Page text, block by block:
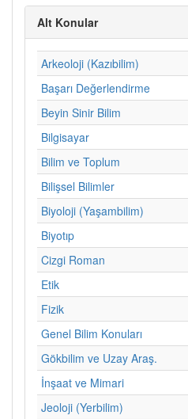
Alt Konular
Arkeoloji (Kazıbilim)
Başarı Değerlendirme
Beyin Sinir Bilim
Bilgisayar
Bilim ve Toplum
Bilişsel Bilimler
Biyoloji (Yaşambilim)
Biyotıp
Cizgi Roman
Etik
Fizik
Genel Bilim Konuları
Gökbilim ve Uzay Araş.
İnşaat ve Mimari
Jeoloji (Yerbilim)